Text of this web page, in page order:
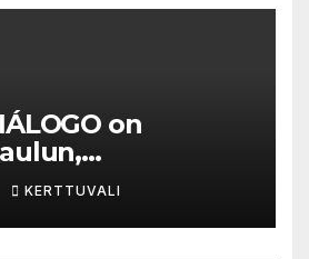
on
musiikin ja
välinen trialogi
KERTTUVALI